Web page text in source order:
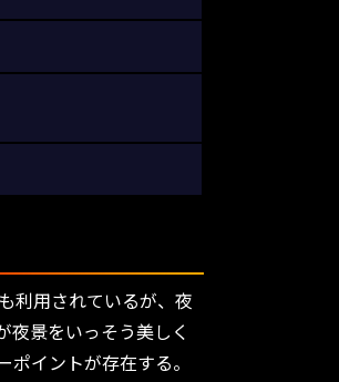
利用されているが、夜
景をいっそう美しく
イントが存在する。